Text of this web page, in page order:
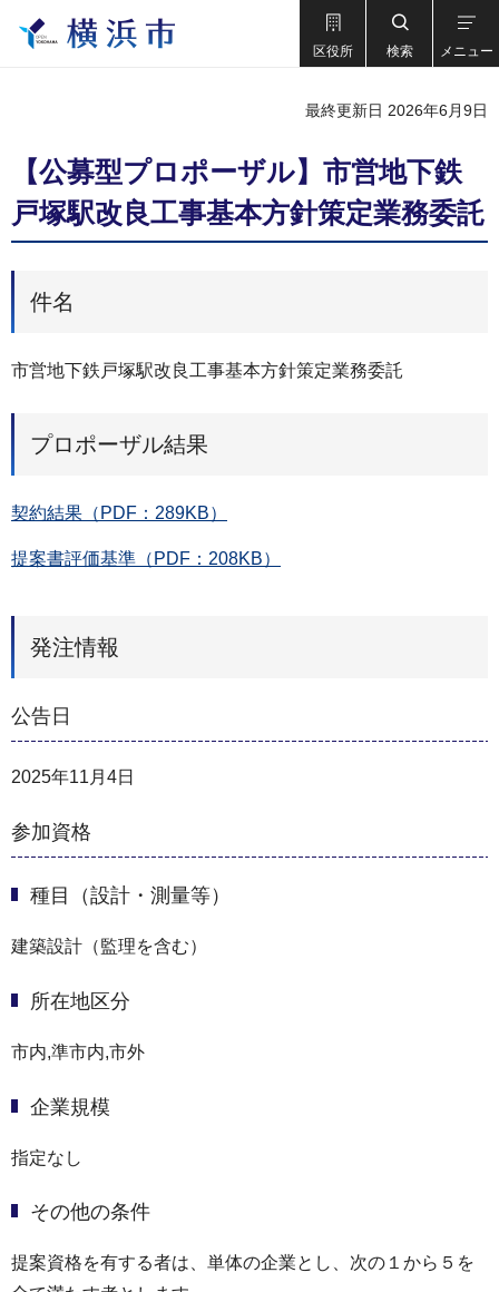
区役所 検索 メニュー
最終更新日 2026年6月9日
【公募型プロポーザル】市営地下鉄
戸塚駅改良工事基本方針策定業務委託
件名
市営地下鉄戸塚駅改良工事基本方針策定業務委託
プロポーザル結果
契約結果（PDF：289KB）
提案書評価基準（PDF：208KB）
発注情報
公告日
2025年11月4日
参加資格
種目（設計・測量等）
建築設計（監理を含む）
所在地区分
市内,準市内,市外
企業規模
指定なし
その他の条件
提案資格を有する者は、単体の企業とし、次の１から５を